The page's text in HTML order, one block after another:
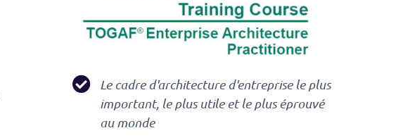
Le cadre d'architecture d'entreprise le plus
important, le plus utile et le plus éprouvé
au monde